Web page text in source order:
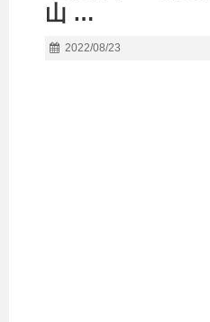
山 …
2022/08/23